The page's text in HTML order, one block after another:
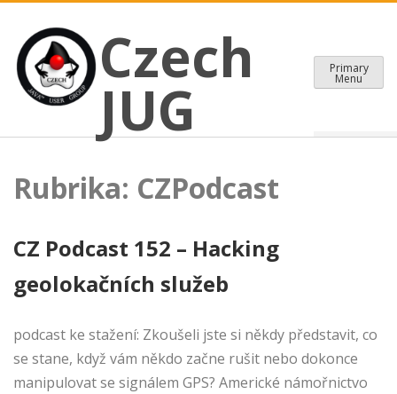
content
Czech JUG
CZECH JAVA USER GROUP
Czech
JUG
Primary
Menu
Rubrika: CZPodcast
CZ Podcast 152 – Hacking
geolokačních služeb
podcast ke stažení: Zkoušeli jste si někdy představit, co
se stane, když vám někdo začne rušit nebo dokonce
manipulovat se signálem GPS? Americké námořnictvo